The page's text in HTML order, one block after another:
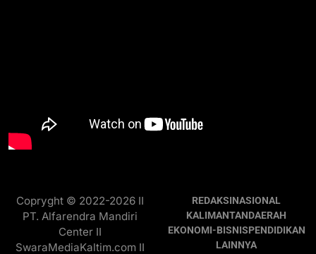
Copryght © 2022-2026 II
PT. Alfarendra Mandiri
Center II
SwaraMediaKaltim.com II
REDAKSINASIONAL
KALIMANTANDAERAH
EKONOMI-BISNISPENDIDIKAN
LAINNYA